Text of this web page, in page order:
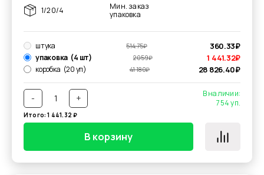
1/20/4
Мин. заказ
упаковка
штука 514.75₽ 360.33₽
упаковка (4 шт) 2 059₽ 1 441.32₽
коробка (20 уп) 41 180₽ 28 826.40₽
- +
В наличии:
754уп.
Итого:1 441.32 ₽
В корзину